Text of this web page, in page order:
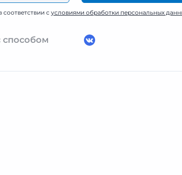
с условиями обработки персональных